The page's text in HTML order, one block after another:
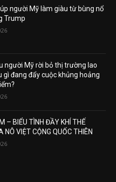
người Mỹ làm giàu từ bùng nổ
Trump
người Mỹ rời bỏ thị trường lao
gì đang đẩy cuộc khủng hoảng
– BIỂU TÌNH ĐẦY KHÍ THẾ
NÔ VIỆT CỘNG QUỐC THIÊN